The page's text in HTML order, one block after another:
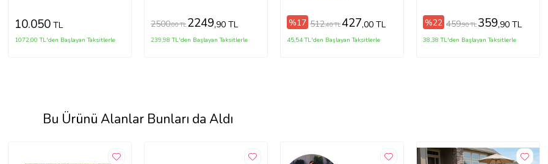
10.050TL
1072,00 TL'den Başlayan Taksitlerle
2500,00 TL 2249,90 TL
239,98 TL'den Başlayan Taksitlerle
%17 512,40 TL427,00 TL
45,54 TL'den Başlayan Taksitlerle
%22 459,90 TL 359,90 TL
38,38 TL'den Başlayan Taksitlerle
Bu Ürünü Alanlar Bunları da Aldı